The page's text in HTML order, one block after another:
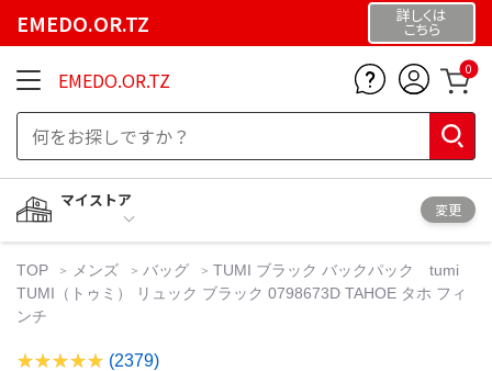
EMEDO.OR.TZ 詳しくは
こちら
EMEDO.OR.TZ 0
マイストア
変更
TOP メンズ バッグ
TUMI ブラック バックパック tumi
TUMI（トゥミ） リュック ブラック 0798673D TAHOE タホ フィ
ンチ
(2379)